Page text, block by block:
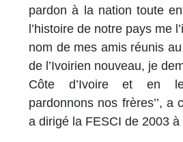
pardon à la nation toute
l’histoire de notre pays me
nom de mes amis réunis
de l’Ivoirien nouveau, je
Côte d’Ivoire et en
pardonnons nos frères’’, a
a dirigé la FESCI de 2003 à